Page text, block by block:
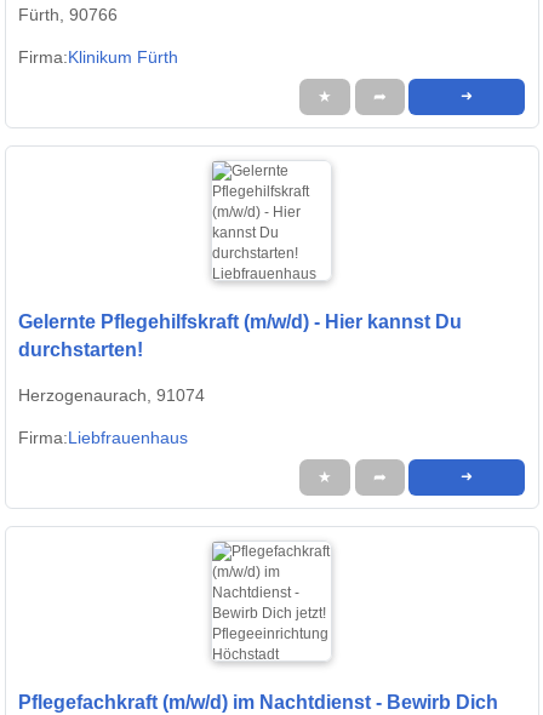
Fürth, 90766
Firma:Klinikum Fürth
★ ➦ ➜
Gelernte Pflegehilfskraft (m/w/d) - Hier kannst Du
durchstarten!
Herzogenaurach, 91074
Firma:Liebfrauenhaus
★ ➦ ➜
Pflegefachkraft (m/w/d) im Nachtdienst - Bewirb Dich